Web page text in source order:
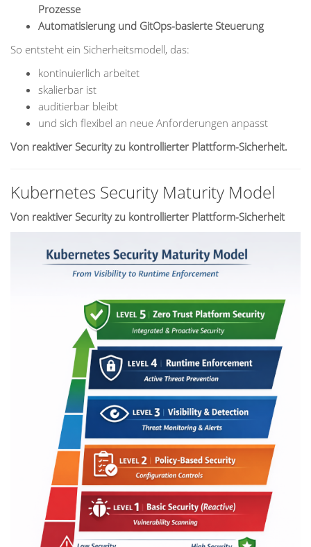
Prozesse
Automatisierung und GitOps-basierte Steuerung
So entsteht ein Sicherheitsmodell, das:
kontinuierlich arbeitet
skalierbar ist
auditierbar bleibt
und sich flexibel an neue Anforderungen anpasst
Von reaktiver Security zu kontrollierter Plattform-Sicherheit.
Kubernetes Security Maturity Model
Von reaktiver Security zu kontrollierter Plattform-Sicherheit